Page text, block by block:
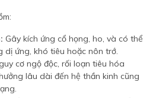
Gây kích ứng cổ họng, ho, và có thể
dị ứng, khó tiêu hoặc nôn trớ.
cơ ngộ độc, rối loạn tiêu hóa
lâu dài đến hệ thần kinh cũng